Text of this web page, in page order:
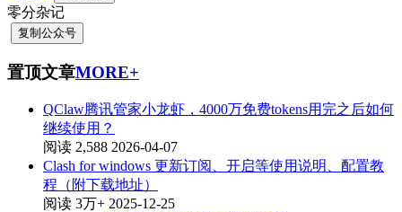
零分杂记
复制公众号
置顶文章MORE+
QClaw腾讯管家小龙虾，4000万免费tokens用完之后如何
继续使用？
阅读 2,588 2026-04-07
Clash for windows 更新订阅、开启等使用说明、配置教
程（附下载地址）
阅读 3万+ 2025-12-25